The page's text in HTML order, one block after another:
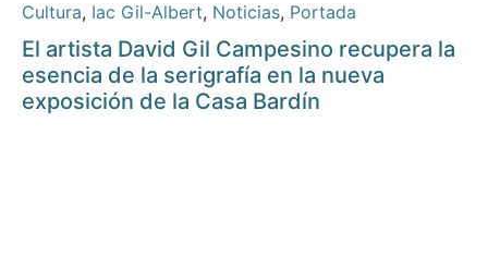
Cultura, Iac Gil-Albert, Noticias, Portada
El artista David Gil Campesino recupera la
esencia de la serigrafía en la nueva
exposición de la Casa Bardín